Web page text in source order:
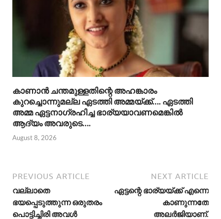
കാണാൻ ചന്തമുള്ളതിന്റെ അഹങ്കാരം
കുറച്ചൊന്നുമല്ല ഏടത്തി അമ്മയ്ക്ക്…. ഏടത്തി
അമ്മ ഏട്ടനാഗ്രഹിച്ച ഭാര്യയാവണമെങ്കിൽ
ആദ്യം അവരുടെ….
August 8, 2026
PREVIOUS ARTICLE
വല്ലാതെ
ഭയപ്പെടുത്തുന്ന ഒരുതരം
പൊട്ടിച്ചിരി അവൾ
NEXT ARTICLE
ഏട്ടന്റെ ഭാര്യയ്ക്ക് എന്നെ
കാണുന്നതേ
അലർജിയാണ്.